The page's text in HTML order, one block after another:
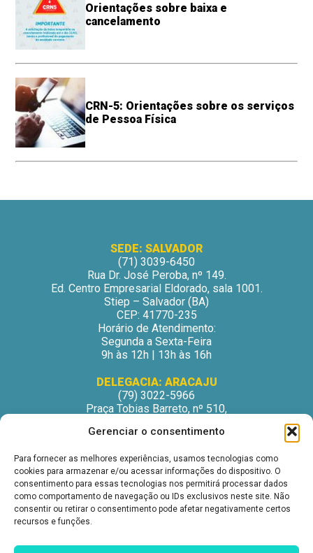
Gerenciar o consentimento
Para fornecer as melhores experiências, usamos tecnologias como
cookies para armazenar e/ou acessar informações do dispositivo. O
consentimento para essas tecnologias nos permitirá processar dados
como comportamento de navegação ou IDs exclusivos neste site. Não
consentir ou retirar o consentimento pode afetar negativamente certos
recursos e funções.
Orientações sobre baixa e
cancelamento
CRN-5: Orientações sobre os serviços
de Pessoa Física
SEDE: SALVADOR
(71) 3039-6450
Rua Dr. José Peroba, nº 149.
Ed. Centro Empresarial Eldorado, sala 1001.
Stiep – Salvador (BA)
CEP: 41770-235
Horário de Atendimento:
Segunda a Sexta-Feira
9h às 12h | 13h às 16h
DELEGACIA: ARACAJU
(79) 3022-5966
Praça Tobias Barreto, nº 510,
São José – Aracaju/SE
Horário de Atendimento:
Segunda a Sexta-Feira
9h às 12h | 13h às 16h
DELEGACIA: ITABUNA
Avenida Princesa Isabel, nº 395.